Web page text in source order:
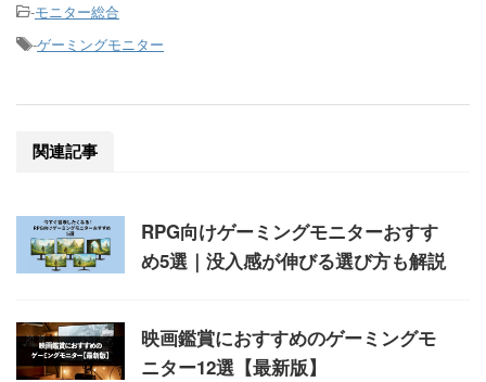
-モニター総合
-ゲーミングモニター
関連記事
RPG向けゲーミングモニターおすす
め5選｜没入感が伸びる選び方も解説
映画鑑賞におすすめのゲーミングモ
ニター12選【最新版】